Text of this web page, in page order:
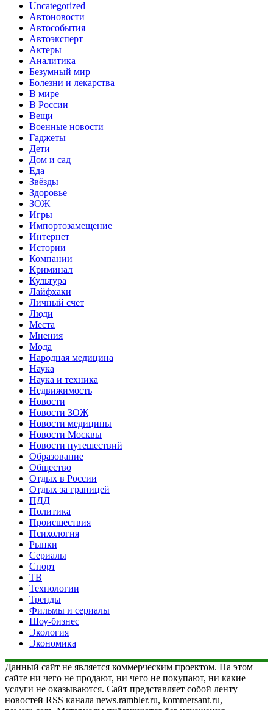
Uncategorized
Автоновости
Автособытия
Автоэксперт
Актеры
Аналитика
Безумный мир
Болезни и лекарства
В мире
В России
Вещи
Военные новости
Гаджеты
Дети
Дом и сад
Еда
Звёзды
Здоровье
ЗОЖ
Игры
Импортозамещение
Интернет
Истории
Компании
Криминал
Культура
Лайфхаки
Личный счет
Люди
Места
Мнения
Мода
Народная медицина
Наука
Наука и техника
Недвижимость
Новости
Новости ЗОЖ
Новости медицины
Новости Москвы
Новости путешествий
Образование
Общество
Отдых в России
Отдых за границей
ПДД
Политика
Происшествия
Психология
Рынки
Сериалы
Спорт
ТВ
Технологии
Тренды
Фильмы и сериалы
Шоу-бизнес
Экология
Экономика
Данный сайт не является коммерческим проектом. На этом
сайте ни чего не продают, ни чего не покупают, ни какие
услуги не оказываются. Сайт представляет собой ленту
новостей RSS канала news.rambler.ru, kommersant.ru,